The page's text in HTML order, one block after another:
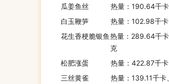
瓜姜鱼丝
热量：190.64千
白玉鞭笋
热量：102.98千
花生香梗脆银鱼 热量：289.64千
克
松肥涨蛋 热量：422.87千
三丝黄雀
热量：139.11千